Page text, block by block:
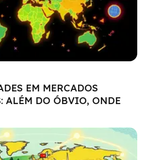
EM MERCADOS
ALÉM DO ÓBVIO, ONDE